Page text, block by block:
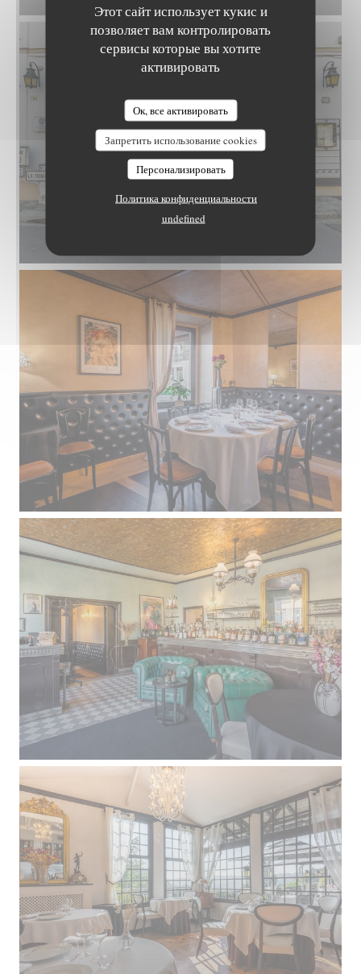
Этот сайт использует кукис и
позволяет вам контролировать
сервисы которые вы хотите
активировать
Ок, все активировать
Запретить использование cookies
Персонализировать
Политика конфиденциальности
undefined